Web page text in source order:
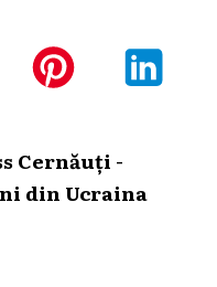
Cernăuți -
din Ucraina